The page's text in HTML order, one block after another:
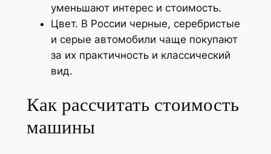
уменьшают интерес и стоимость.
Цвет. В России черные, серебристые
и серые автомобили чаще покупают
за их практичность и классический
вид.
Как рассчитать стоимость
машины